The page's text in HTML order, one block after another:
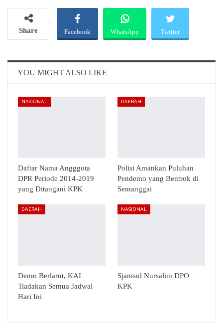
Share Facebook WhatsApp Twitter
YOU MIGHT ALSO LIKE
NASIONAL
Daftar Nama Angggota
DPR Periode 2014-2019
yang Ditangani KPK
DAERAH
Polisi Amankan Puluhan
Pendemo yang Bentrok di
Semanggai
DAERAH
Demo Berlarut, KAI
Tiadakan Semua Jadwal
Hari Ini
NASIONAL
Sjamsul Nursalim DPO
KPK